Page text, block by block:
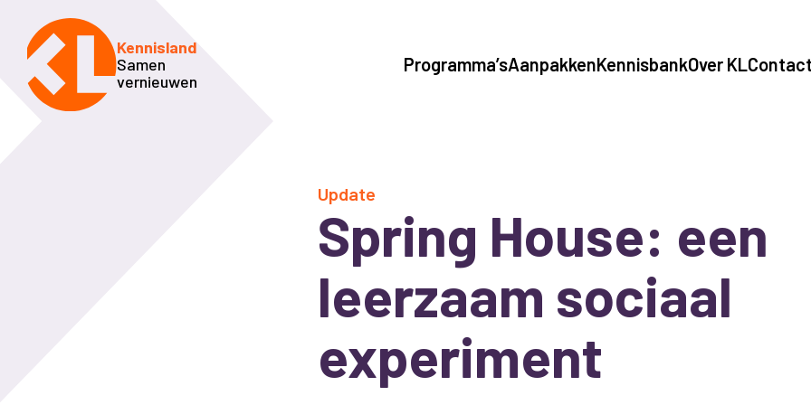
Kennisland
Samen
vernieuwen
Programma’sAanpakkenKennisbankOver KL
Update
Spring House: een
leerzaam sociaal
experiment